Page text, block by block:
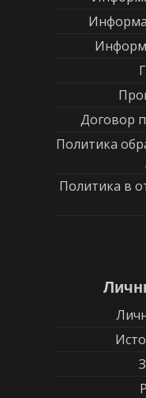
Договор
Политика
Политика в